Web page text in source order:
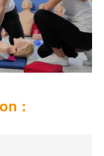
: